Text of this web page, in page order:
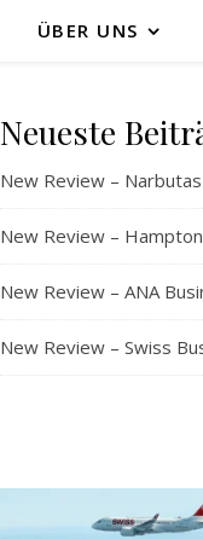
ÜBER UNS
Neueste
New Review –
New Review –
New Review – ANA
New Review – Swiss